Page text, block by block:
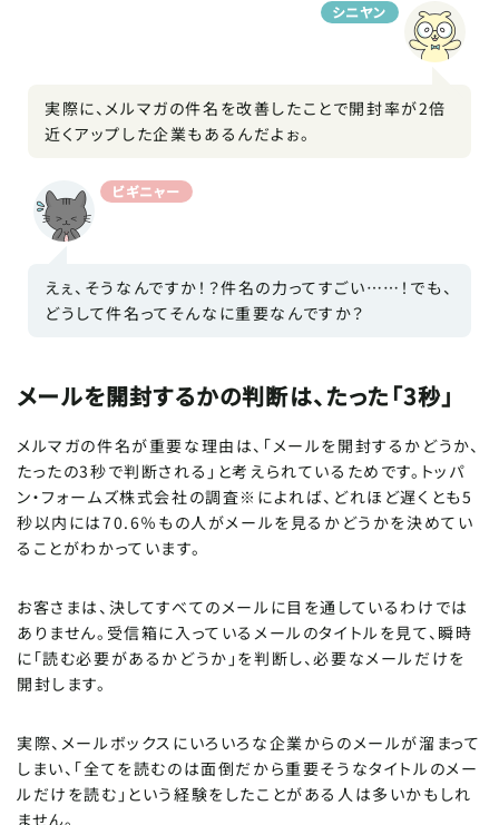
シニヤン
実際に、メルマガの件名を改善したことで開封率が2倍
近くアップした企業もあるんだよぉ。
ビギニャー
えぇ、そうなんですか！？件名の力ってすごい……！でも、
どうして件名ってそんなに重要なんですか？
メールを開封するかの判断は、たった「3秒」
メルマガの件名が重要な理由は、「メールを開封するかどうか、
たったの3秒で判断される」と考えられているためです。トッパ
ン・フォームズ株式会社の調査※によれば、どれほど遅くとも5
秒以内には70.6％もの人がメールを見るかどうかを決めてい
ることがわかっています。
お客さまは、決してすべてのメールに目を通しているわけでは
ありません。受信箱に入っているメールのタイトルを見て、瞬時
に「読む必要があるかどうか」を判断し、必要なメールだけを
開封します。
実際、メールボックスにいろいろな企業からのメールが溜まって
しまい、「全てを読むのは面倒だから重要そうなタイトルのメー
ルだけを読む」という経験をしたことがある人は多いかもしれ
ません。